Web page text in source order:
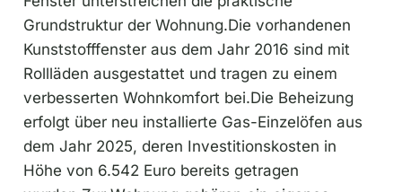
Kunststofffenster aus dem Jahr 2016 sind mit
Rollläden ausgestattet und tragen zu einem
verbesserten Wohnkomfort bei.Die Beheizung
erfolgt über neu installierte Gas-Einzelöfen aus
dem Jahr 2025, deren Investitionskosten in
Höhe von 6.542 Euro bereits getragen
wurden.Zur Wohnung gehören ein eigenes
Kellerabteil sowie ein zusätzlicher Fahrradraum